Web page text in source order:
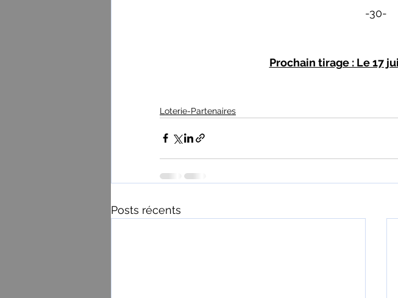
-30-
Prochain tirage : Le 17
Loterie-Partenaires
Posts récents